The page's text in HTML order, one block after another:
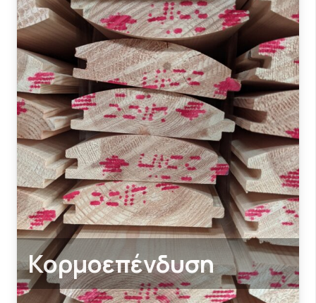
Κορμοεπένδυση